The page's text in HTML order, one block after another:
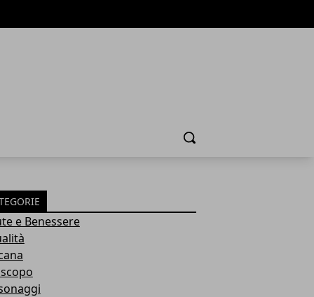
Cerca
e Benessere